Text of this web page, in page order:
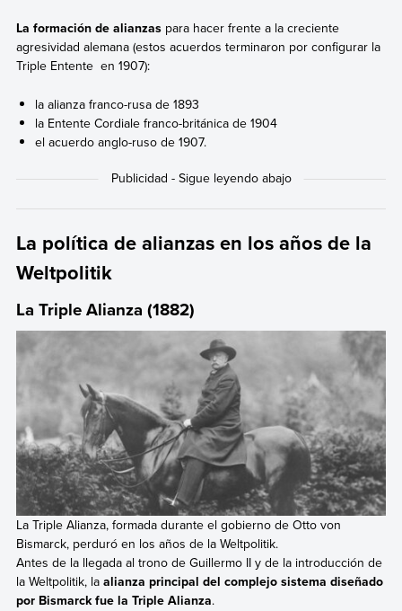
La formación de alianzaspara hacer frente a la creciente
agresividad alemana (estos acuerdos terminaron por configurar la
Triple Entente en 1907):
la alianza franco-rusa de 1893
la Entente Cordiale franco-británica de 1904
el acuerdo anglo-ruso de 1907.
La política de alianzas en los años de la
Weltpolitik
La Triple Alianza (1882)
La Triple Alianza, formada durante el gobierno de Otto von
Bismarck, perduró en los años de la Weltpolitik.
Antes de la llegada al trono de Guillermo II y de la introducción de
la Weltpolitik, la alianza principal del complejo sistema diseñado
por Bismarck fue la Triple Alianza.